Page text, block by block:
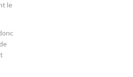
le